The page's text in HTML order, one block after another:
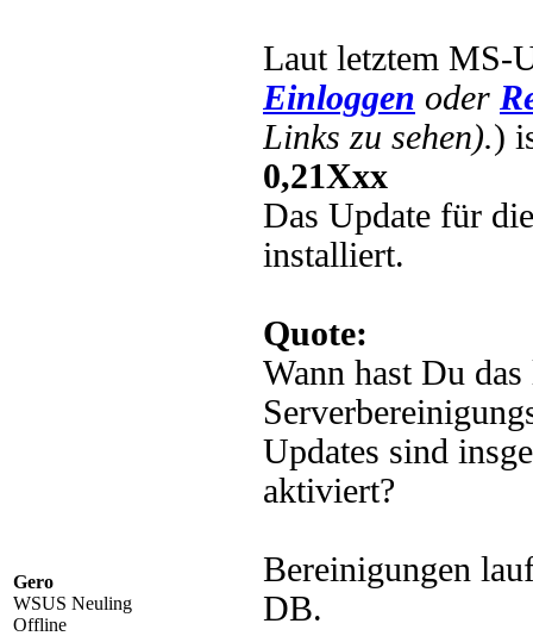
Gero
WSUS Neuling
Offline
Laut letztem MS-
Einloggen oder
Links zu sehen).)
0,21Xxx
Das Update für
installiert.
Quote:
Wann hast Du
Updates sind
aktiviert?
Bereinigungen
DB.